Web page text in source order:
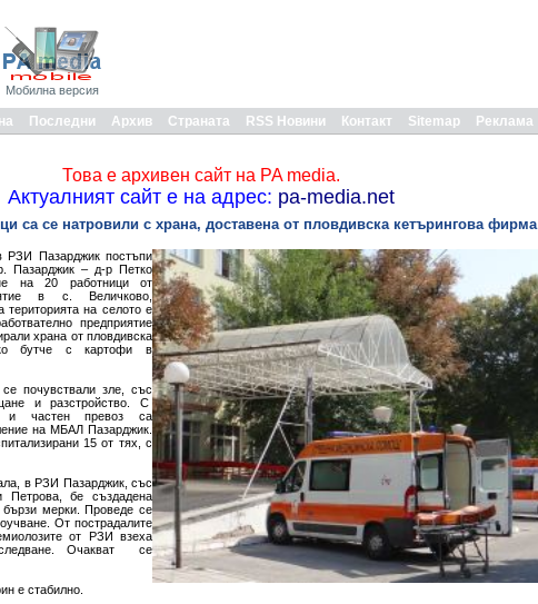
Мобилна версия
Последни Архив Страната RSS Новини Контакт Sitemap Реклама
Това е архивен сайт на PA media.
Актуалният сайт е на адрес: pa-media.net
са се натровили с храна, доставена от пловдивска кетърингова фирма
Пазарджик постъпи
Пазарджик – д-р Петко
на 20 работници от
в с. Величково,
на селото е
предприятие
храна от пловдивска
бутче с картофи в
почувствали зле, със
и разстройство. С
частен превоз са
на МБАЛ Пазарджик.
15 от тях, с
в РЗИ Пазарджик, със
Петрова, бе създадена
бързи мерки. Проведе се
От пострадалите
от РЗИ взеха
Очакват се
е стабилно.